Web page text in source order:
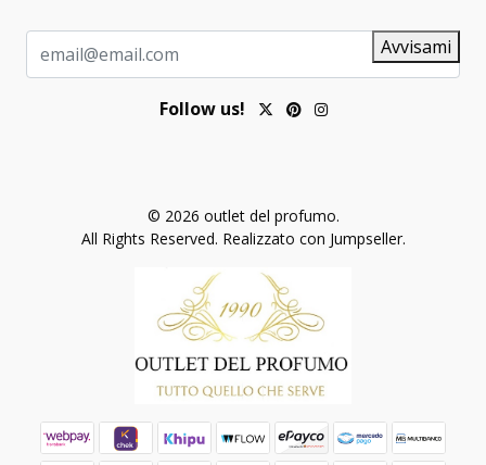
Avvisami
Follow us!
© 2026 outlet del profumo.
All Rights Reserved. Realizzato con Jumpseller.